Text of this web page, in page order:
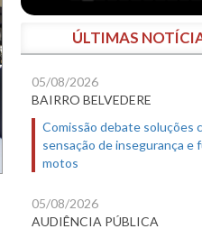
ÚLTIMAS
05/08/2026
BAIRRO BELVEDERE
Comissão debate soluções
sensação de insegurança e
motos
05/08/2026
AUDIÊNCIA PÚBLICA